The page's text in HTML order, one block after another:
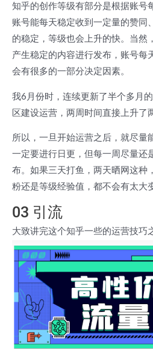
知乎的创作等级有部分是根据账号
账号能每天稳定收到一定量的赞同
的稳定，等级也会上升的快。当然
产生稳定的内容进行发布，账号每
会有很多的一部分决定因素。
我6月份时，连续更新了半个多月
区建设运营，两周时间直接上升了
所以，一旦开始运营之后，就尽量
一定要进行日更，但每一周尽量还
布。如果三天打鱼，两天晒网这种
粉还是等级经验值，都不会有太大
03 引流
大致讲完这个知乎一些的运营技巧